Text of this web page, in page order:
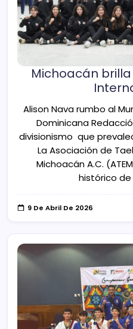
Michoacán
Alison Nava rumbo al
Dominicana
divisionismo que
La Asociación de
Michoacán A.C.
histórico
9 De Abril De 2026